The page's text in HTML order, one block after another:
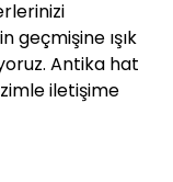
geçmişine ışık
Antika hat
iletişime